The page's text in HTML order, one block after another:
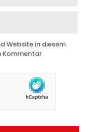
Website in diesem
Kommentar